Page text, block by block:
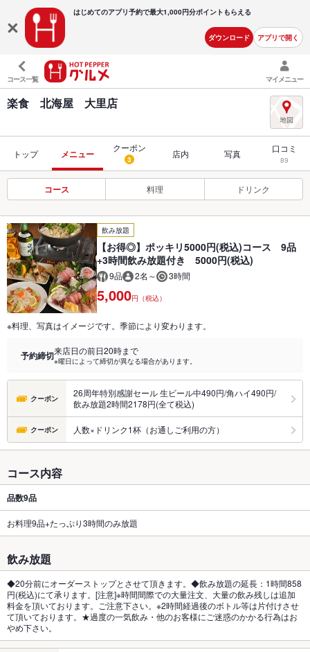
はじめてのアプリ予約で最大1,000円分ポイントもらえる
ダウンロード アプリで開く
コース一覧 マイメニュー
楽食 北海屋 大里店
トップ メニュー
クーポン
3 店内 写真 口コミ
89
コース 料理 ドリンク
飲み放題
【お得◎】ポッキリ5000円(税込)コース 9品
+3時間飲み放題付き 5000円(税込)
9品 2名～ 3時間
5,000円（税込）
※料理、写真はイメージです。季節により変わります。
予約締切来店日の前日20時まで
※曜日によって締切が異なる場合があります。
クーポン
26周年特別感謝セール 生ビール中490円/角ハイ490円/
飲み放題2時間2178円(全て税込)
クーポン 人数×ドリンク1杯（お通しご利用の方）
コース内容
品数9品
お料理9品+たっぷり3時間のみ放題
飲み放題
◆20分前にオーダーストップとさせて頂きます。◆飲み放題の延長：1時間858
円(税込)にて承ります。[注意]※時間間際での大量注文、大量の飲み残しは追加
料金を頂いております。ご注意下さい。※2時間経過後のボトル等は片付けさせ
て頂いております。★過度の一気飲み・他のお客様にご迷惑のかかる行為はお
やめ下さい。